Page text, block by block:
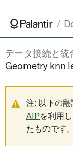
データ接続と統
Geometry knn
注: 以下の翻
AIPを利用
たものです。